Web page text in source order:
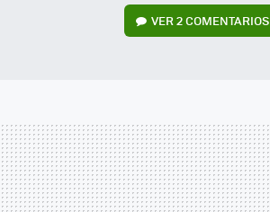
VER2 COMENTARIOS